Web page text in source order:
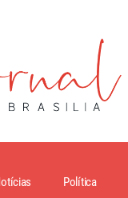
Política